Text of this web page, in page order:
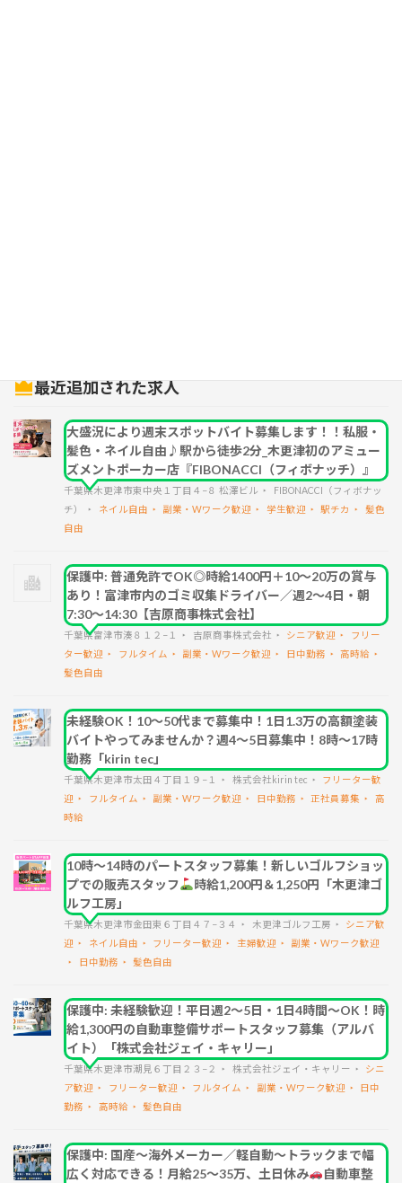
最近追加された求人
大盛況により週末スポットバイト募集します！！私服・
髪色・ネイル自由♪駅から徒歩2分_木更津初のアミュー
ズメントポーカー店『FIBONACCI（フィボナッチ）』
千葉県木更津市東中央１丁目４−８ 松澤ビル
FIBONACCI（フィボナッ
チ）
ネイル自由 副業・Wワーク歓迎 学生歓迎 駅チカ
髪色
自由
保護中: 普通免許でOK◎時給1400円＋10～20万の賞与
あり！富津市内のゴミ収集ドライバー／週2～4日・朝
7:30～14:30【吉原商事株式会社】
千葉県富津市湊８１２−１ 吉原商事株式会社 シニア歓迎
フリー
ター歓迎
フルタイム 副業・Wワーク歓迎 日中勤務
高時給
髪色自由
未経験OK！10～50代まで募集中！1日1.3万の高額塗装
バイトやってみませんか？週4～5日募集中！8時～17時
勤務「kirin tec」
千葉県木更津市太田４丁目１９−１ 株式会社kirin tec
フリーター歓
迎
フルタイム 副業・Wワーク歓迎 日中勤務 正社員募集
高
時給
10時～14時のパートスタッフ募集！新しいゴルフショッ
プでの販売スタッフ
時給1,200円＆1,250円「木更津ゴ
ルフ工房」
千葉県木更津市金田東６丁目４７−３４ 木更津ゴルフ工房
シニア歓
迎
ネイル自由 フリーター歓迎 主婦歓迎
副業・Wワーク歓迎
日中勤務
髪色自由
保護中: 未経験歓迎！平日週2～5日・1日4時間～OK！時
給1,300円の自動車整備サポートスタッフ募集（アルバ
イト）「株式会社ジェイ・キャリー」
千葉県木更津市潮見６丁目２３−２ 株式会社ジェイ・キャリー
シニ
ア歓迎
フリーター歓迎 フルタイム 副業・Wワーク歓迎
日中
勤務
高時給 髪色自由
保護中: 国産～海外メーカー／軽自動～トラックまで幅
広く対応できる！月給25～35万、土日休み
自動車整